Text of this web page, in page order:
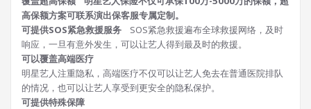
高保额方案可联系演出保客服专属定制。
可提供SOS紧急救援服务
SOS紧急救援遍布全球救援网络，及时
响应，一旦有意外发生，可以让艺人得到最及时的救援。
可以覆盖高端医疗
明星艺人注重隐私，高端医疗不仅可以让艺人免去在普通医院排队
的情况，也可以让艺人享受到更安全的隐私保护。
可提供特殊保障